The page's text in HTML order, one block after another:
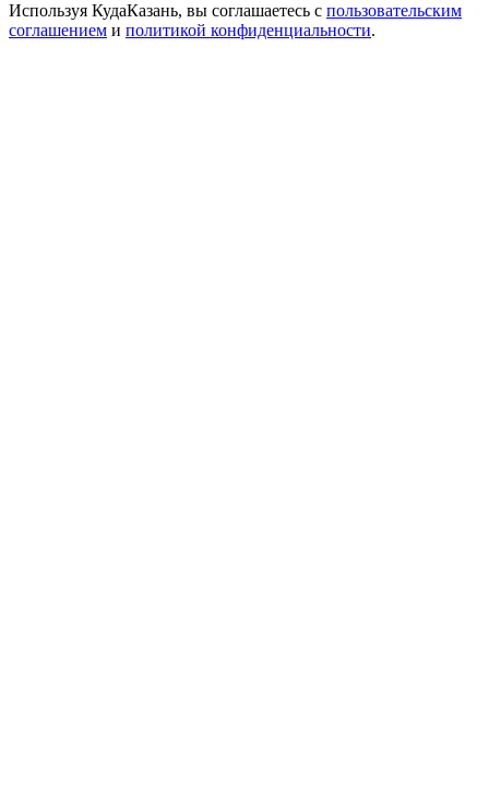
Используя КудаКазань, вы соглашаетесь с пользовательским
соглашением и политикой конфиденциальности.